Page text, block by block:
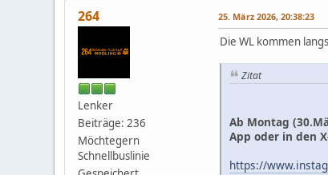
264
Lenker
Beiträge: 236
Möchtegern
Schnellbuslinie
25. März 2026, 20:38:23
Die WL kommen
Zitat
Ab Montag
App oder in den
https://